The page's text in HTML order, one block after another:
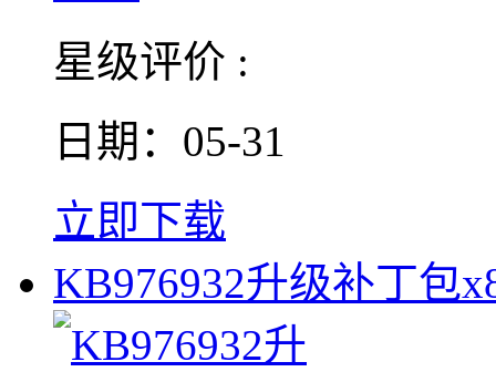
星级评价 :
日期：05-31
立即下载
KB976932升级补丁包